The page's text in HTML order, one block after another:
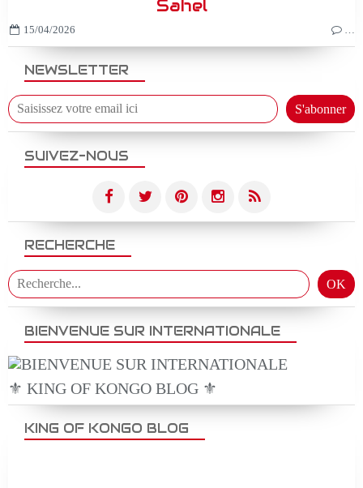
NEWSLETTER
SUIVEZ-NOUS
RECHERCHE
BIENVENUE SUR INTERNATIONALE
⚜️ KING OF KONGO BLOG ⚜️
Sahel
15/04/2026 …
KING OF KONGO BLOG